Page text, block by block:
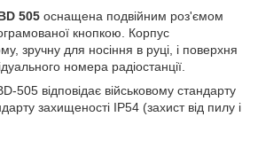
505 оснащена подвійним роз'ємом
кнопкою. Корпус
зручну для носіння в руці, і поверхня
номера радіостанції.
505 відповідає військовому стандарту
захищеності IP54 (захист від пилу і